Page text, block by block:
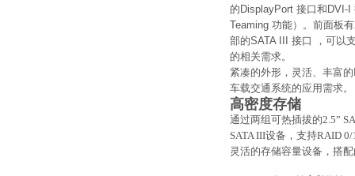
的DisplayPort 接口和DVI-
Teaming 功能）。前面板
部的SATA III 接口 ，可以
的相关需求。
紧凑的外形，灵活、丰富
车载交通系统的应用需求
高密度存储
通过两组可热插拔的2.5”
SATA III设备，支持RAID
灵活的存储容量设备，搭